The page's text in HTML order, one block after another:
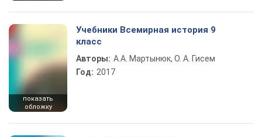
показать
обложку
Учебники Всемирная история 9
класс
Авторы: А.А. Мартынюк, О. А. Гисем
Год: 2017